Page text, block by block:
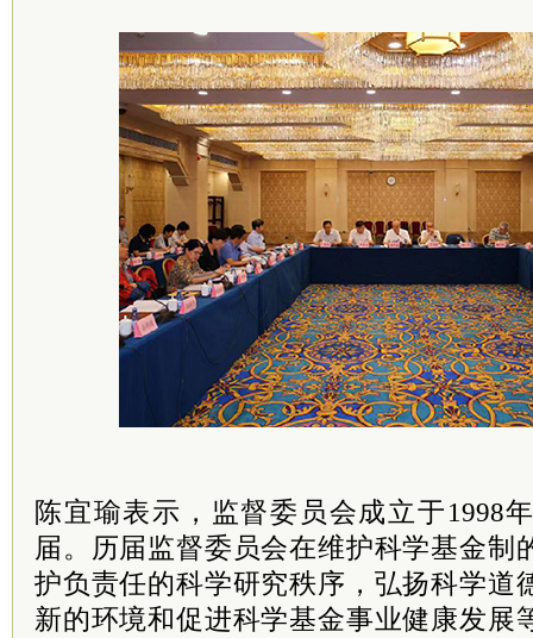
陈宜瑜表示，监督委员会成立于1998
届。历届监督委员会在维护科学基金制
护负责任的科学研究秩序，弘扬科学道
新的环境和促进科学基金事业健康发展